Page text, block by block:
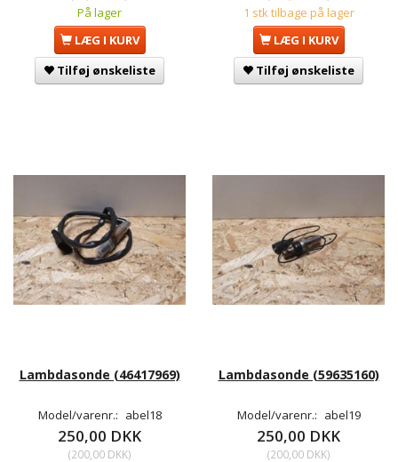
På lager
LÆG I KURV
Tilføj ønskeliste
1 stk tilbage på lager
LÆG I KURV
Tilføj ønskeliste
Lambdasonde (46417969)
Model/varenr.: abel18
250,00 DKK
(200,00 DKK)
Lambdasonde (59635160)
Model/varenr.: abel19
250,00 DKK
(200,00 DKK)